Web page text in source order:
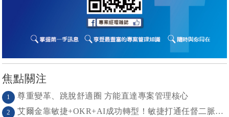
焦點關注
1 尊重變革、跳脫舒適圈 方能直達專案管理核心
2 艾爾金靠敏捷+OKR+AI成功轉型！敏捷打通任督二脈， 避免文化與流程「卡卡」導致溝通無效